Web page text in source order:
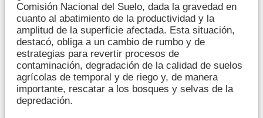
Comisión Nacional del Suelo, dada la gravedad en
cuanto al abatimiento de la productividad y la
amplitud de la superficie afectada. Esta situación,
destacó, obliga a un cambio de rumbo y de
estrategias para revertir procesos de
contaminación, degradación de la calidad de suelos
agrícolas de temporal y de riego y, de manera
importante, rescatar a los bosques y selvas de la
depredación.